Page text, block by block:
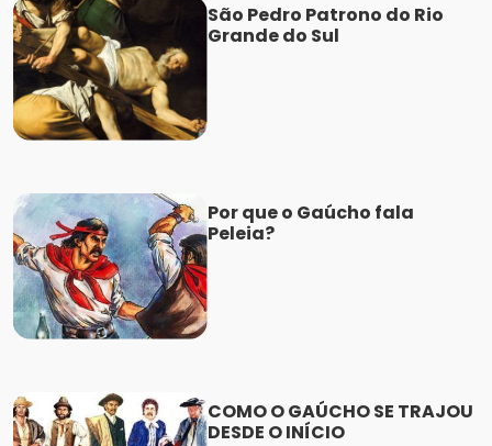
São Pedro Patrono do Rio
Grande do Sul
Por que o Gaúcho fala
Peleia?
COMO O GAÚCHO SE TRAJOU
DESDE O INÍCIO